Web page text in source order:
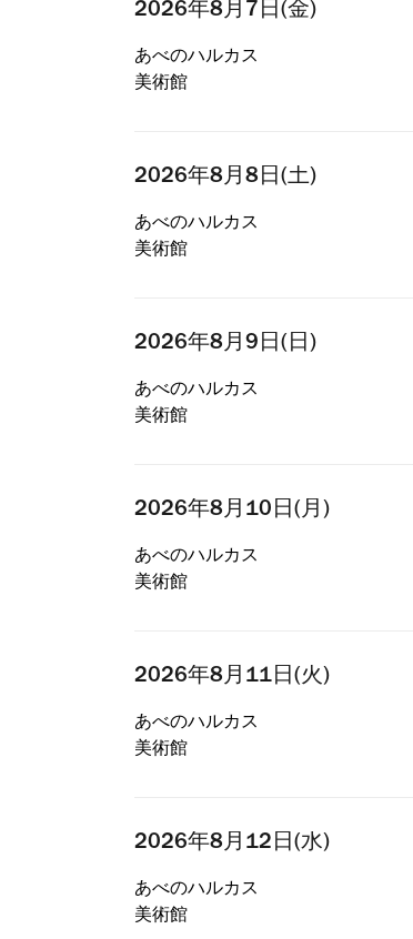
2026年8月7日(金)
あべのハルカス
美術館
2026年8月8日(土)
あべのハルカス
美術館
2026年8月9日(日)
あべのハルカス
美術館
2026年8月10日(月)
あべのハルカス
美術館
2026年8月11日(火)
あべのハルカス
美術館
2026年8月12日(水)
あべのハルカス
美術館